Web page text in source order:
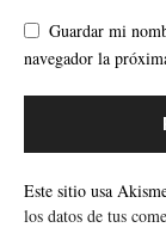
Guardar mi
navegador la
Este sitio usa
los datos de tus